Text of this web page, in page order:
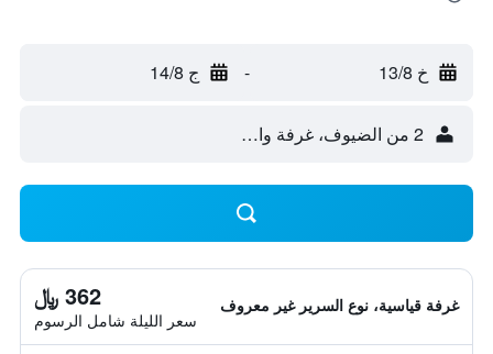
خ 13/8 - ج 14/8
2 من الضيوف، غرفة واحدة
غرفة قياسية، نوع السرير غير معروف 362 ﷼
سعر الليلة شامل الرسوم